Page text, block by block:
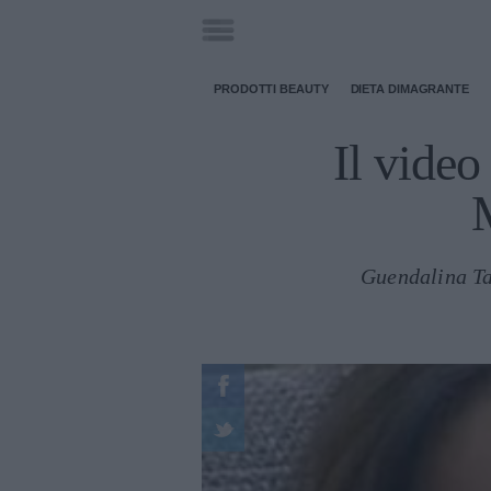
PRODOTTI BEAUTY DIETA DIMAGRANTE
Il video
Guendalina